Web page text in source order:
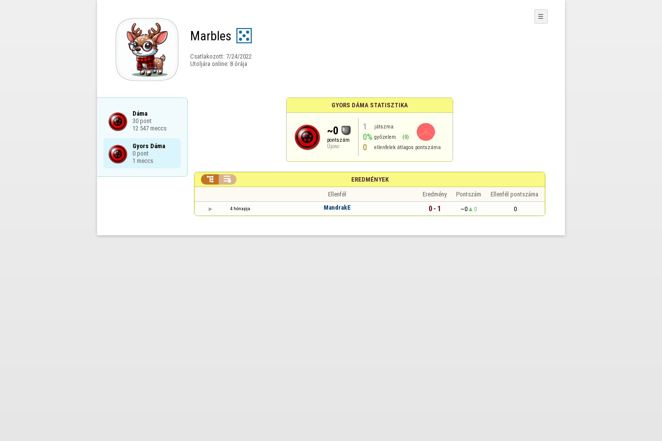
Marbles
Csatlakozott: 7/24/2022
Utoljára online: 8 órája
☰
Dáma
30 pont
12 547 meccs
Gyors Dáma
0 pont
1 meccs
GYORS DÁMA STATISZTIKA
~0
pontszám
Újonc
1 játszma
0% győzelem (0)
0 ellenfelek átlagos pontszáma
EREDMÉNYEK
 
Ellenfél Eredmény Pontszám Ellenfél pontszáma
4 hónapja MandrakE 0 - 1 ~0 0 0